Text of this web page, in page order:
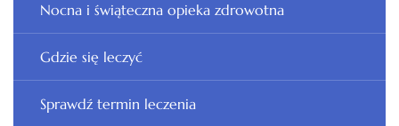
Nocna i świąteczna opieka zdrowotna
Gdzie się leczyć
Sprawdź termin leczenia